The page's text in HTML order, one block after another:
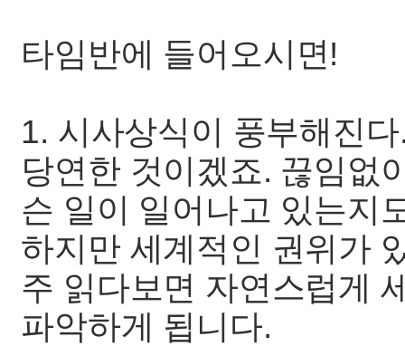
타임반에 들어오시면!
1. 시사상식이 풍부해진
당연한 것이겠죠. 끊임없
슨 일이 일어나고 있는지
하지만 세계적인 권위가
주 읽다보면 자연스럽게
파악하게 됩니다.